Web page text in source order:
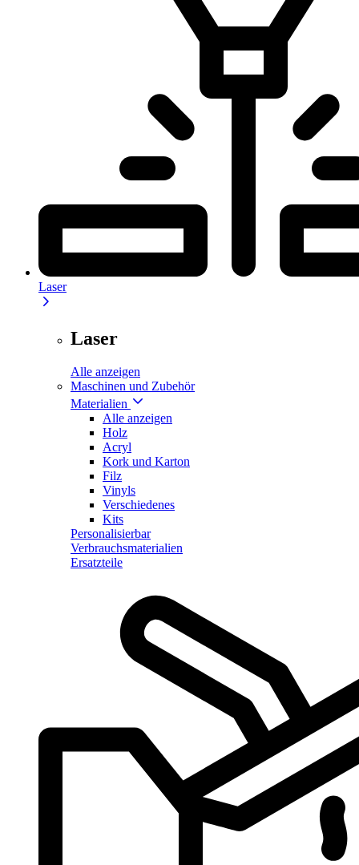
Laser
Laser
Alle anzeigen
Maschinen und Zubehör
Materialien
Alle anzeigen
Holz
Acryl
Kork und Karton
Filz
Vinyls
Verschiedenes
Kits
Personalisierbar
Verbrauchsmaterialien
Ersatzteile